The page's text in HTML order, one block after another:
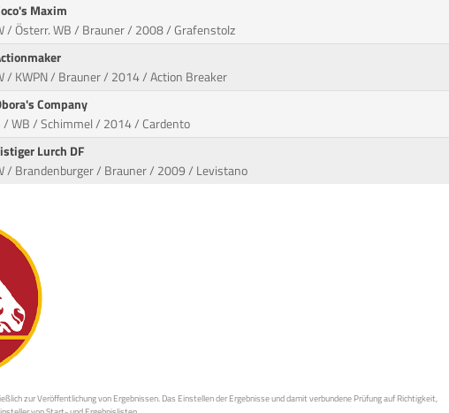
Maxim
/ Österr. WB / Brauner / 2008 / Grafenstolz
/ KWPN / Brauner / 2014 / Action Breaker
Company
/ WB / Schimmel / 2014 / Cardento
Lurch DF
/ Brandenburger / Brauner / 2009 / Levistano
zur Veröffentlichung von Ergebnissen. Das Einstellen der Ergebnisse und damit verbundene Prüfung auf Richtigkeit,